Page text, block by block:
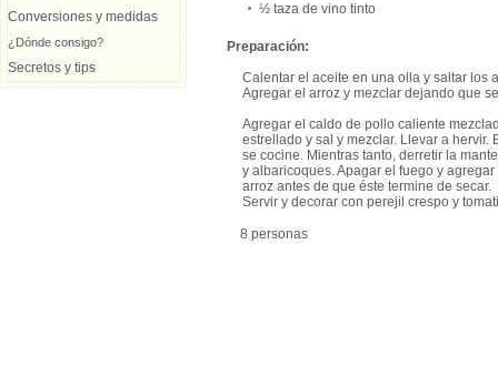
Conversiones y medidas
¿Dónde consigo?
Secretos y tips
½ taza de vino tinto
Preparación:
Calentar el aceite en una olla y saltar los
Agregar el arroz y mezclar dejando que
Agregar el caldo de pollo caliente
estrellado y sal y mezclar. Llevar a
se cocine. Mientras tanto, derretir la
y albaricoques. Apagar el fuego y
arroz antes de que éste termine de secar.
Servir y decorar con perejil crespo y
8 personas